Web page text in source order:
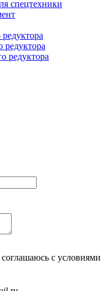
спецтехники
редуктора
редуктора
с условиями